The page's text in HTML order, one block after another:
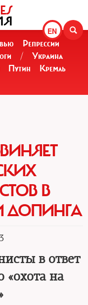
EN
Репрессии
/
Украина
Путин
Кремль
В
ДОПИНГА
в ответ
«охота на